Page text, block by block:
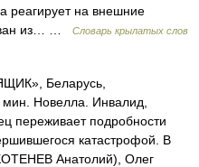
реагирует на внешние
из… …
Словарь крылатых слов
Беларусь,
Новелла. Инвалид,
переживает подробности
катастрофой. В
Анатолий), Олег